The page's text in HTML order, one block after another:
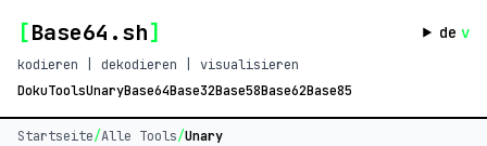
[Base64.sh] de v
kodieren | dekodieren | visualisieren
DokuToolsUnaryBase64Base32Base58Base62Base85
Startseite/Alle Tools/Unary